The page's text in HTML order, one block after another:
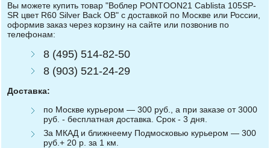
Вы можете купить товар "Воблер PONTOON21 Cablista 105SP-
SR цвет R60 Silver Back OB" с доставкой по Москве или России,
оформив заказ через корзину на сайте или позвонив по
телефонам:
8 (495) 514-82-50
8 (903) 521-24-29
Доставка:
по Москве курьером — 300 руб., а при заказе от 3000
руб. - бесплатная доставка. Срок - 3 дня.
За МКАД и ближнеему Подмосковью курьером — 300
руб.+ 20 р. за 1 км.